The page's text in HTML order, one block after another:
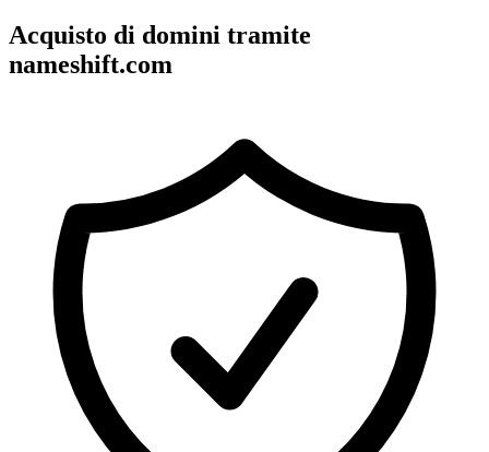
Acquisto di domini tramite
nameshift.com